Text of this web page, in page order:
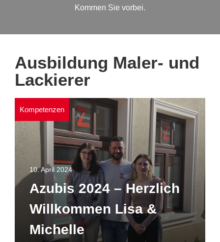
Kommen Sie vorbei.
Ausbildung Maler- und
Lackierer
Kompetenzen
10. April 2024
Azubis 2024 – Herzlich
Willkommen Lisa &
Michelle